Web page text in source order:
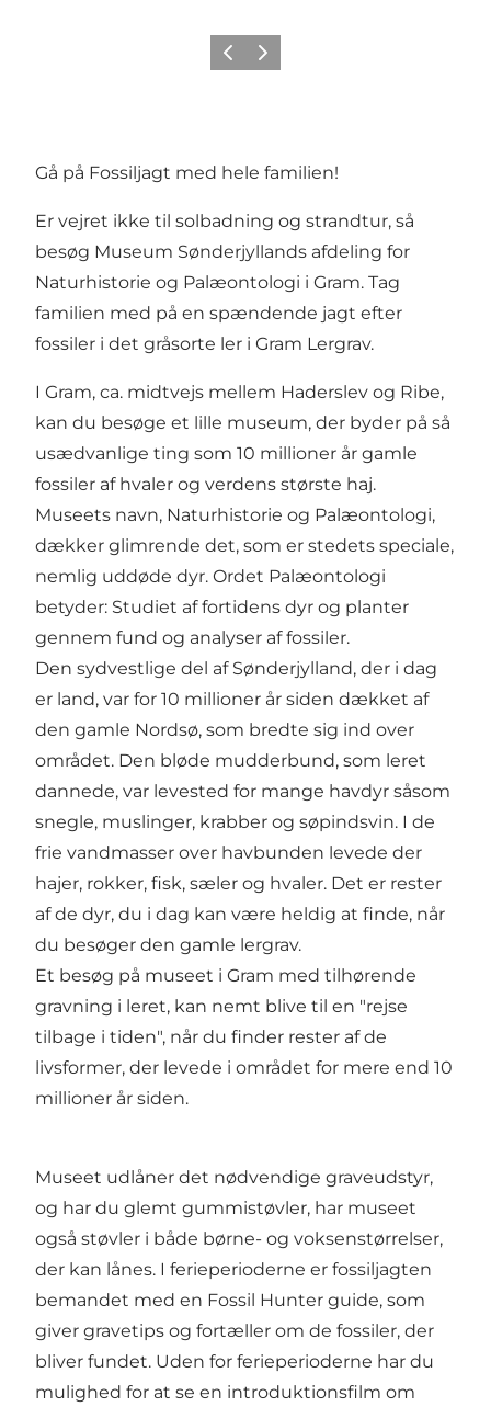
ForrigeNæste
Gå på Fossiljagt med hele familien!
Er vejret ikke til solbadning og strandtur, så
besøg Museum Sønderjyllands afdeling for
Naturhistorie og Palæontologi i Gram. Tag
familien med på en spændende jagt efter
fossiler i det gråsorte ler i Gram Lergrav.
I Gram, ca. midtvejs mellem Haderslev og Ribe,
kan du besøge et lille museum, der byder på så
usædvanlige ting som 10 millioner år gamle
fossiler af hvaler og verdens største haj.
Museets navn, Naturhistorie og Palæontologi,
dækker glimrende det, som er stedets speciale,
nemlig uddøde dyr. Ordet Palæontologi
betyder: Studiet af fortidens dyr og planter
gennem fund og analyser af fossiler.
Den sydvestlige del af Sønderjylland, der i dag
er land, var for 10 millioner år siden dækket af
den gamle Nordsø, som bredte sig ind over
området. Den bløde mudderbund, som leret
dannede, var levested for mange havdyr såsom
snegle, muslinger, krabber og søpindsvin. I de
frie vandmasser over havbunden levede der
hajer, rokker, fisk, sæler og hvaler. Det er rester
af de dyr, du i dag kan være heldig at finde, når
du besøger den gamle lergrav.
Et besøg på museet i Gram med tilhørende
gravning i leret, kan nemt blive til en "rejse
tilbage i tiden", når du finder rester af de
livsformer, der levede i området for mere end 10
millioner år siden.
Museet udlåner det nødvendige graveudstyr,
og har du glemt gummistøvler, har museet
også støvler i både børne- og voksenstørrelser,
der kan lånes. I ferieperioderne er fossiljagten
bemandet med en Fossil Hunter guide, som
giver gravetips og fortæller om de fossiler, der
bliver fundet. Uden for ferieperioderne har du
mulighed for at se en introduktionsfilm om